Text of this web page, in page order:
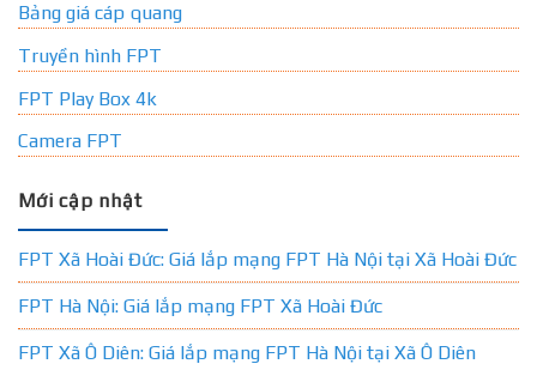
Bảng giá cáp quang
Truyền hình FPT
FPT Play Box 4k
Camera FPT
Mới cập nhật
FPT Xã Hoài Đức: Giá lắp mạng FPT Hà Nội tại Xã Hoài Đức
FPT Hà Nội: Giá lắp mạng FPT Xã Hoài Đức
FPT Xã Ô Diên: Giá lắp mạng FPT Hà Nội tại Xã Ô Diên